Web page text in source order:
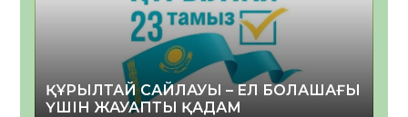
ҚҰРЫЛТАЙ САЙЛАУЫ – ЕЛ БОЛАШАҒЫ
ҮШІН ЖАУАПТЫ ҚАДАМ